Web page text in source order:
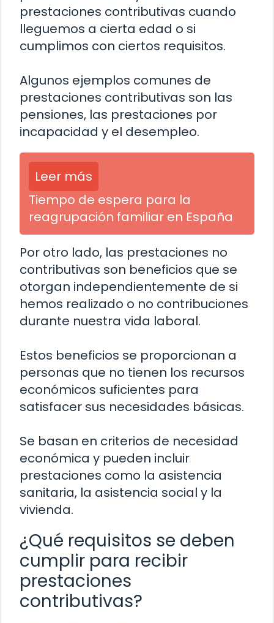
prestaciones contributivas cuando
lleguemos a cierta edad o si
cumplimos con ciertos requisitos.
Algunos ejemplos comunes de
prestaciones contributivas son las
pensiones, las prestaciones por
incapacidad y el desempleo.
Leer más
Tiempo de espera para la
reagrupación familiar en España
Por otro lado, las prestaciones no
contributivas son beneficios que se
otorgan independientemente de si
hemos realizado o no contribuciones
durante nuestra vida laboral.
Estos beneficios se proporcionan a
personas que no tienen los recursos
económicos suficientes para
satisfacer sus necesidades básicas.
Se basan en criterios de necesidad
económica y pueden incluir
prestaciones como la asistencia
sanitaria, la asistencia social y la
vivienda.
¿Qué requisitos se deben
cumplir para recibir
prestaciones
contributivas?